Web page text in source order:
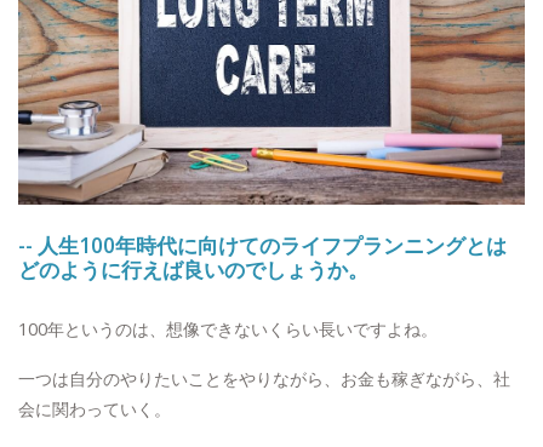
-- 人生100年時代に向けてのライフプランニングとは
どのように行えば良いのでしょうか。
100年というのは、想像できないくらい長いですよね。
一つは自分のやりたいことをやりながら、お金も稼ぎながら、社
会に関わっていく。